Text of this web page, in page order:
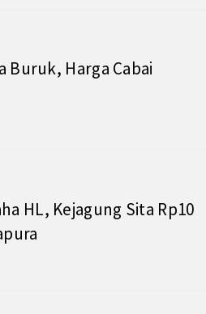
Buruk, Harga Cabai
HL, Kejagung Sita Rp10